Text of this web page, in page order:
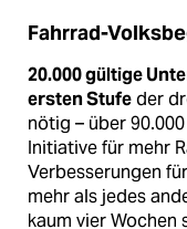
Fahrrad-
20.000 gültige
ersten Stufeder
nötig – über
Initiative für mehr
Verbesserungen
mehr als jedes
kaum vier